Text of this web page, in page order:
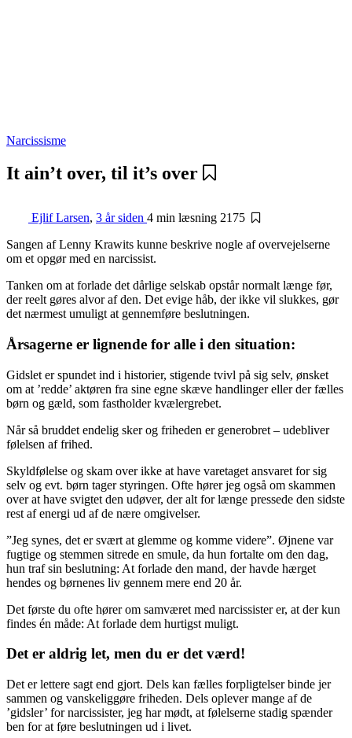
Narcissisme
It ain’t over, til it’s over
Ejlif Larsen, 3 år siden 4 min læsning 2175
Sangen af Lenny Krawits kunne beskrive nogle af overvejelserne
om et opgør med en narcissist.
Tanken om at forlade det dårlige selskab opstår normalt længe før,
der reelt gøres alvor af den. Det evige håb, der ikke vil slukkes, gør
det nærmest umuligt at gennemføre beslutningen.
Årsagerne er lignende for alle i den situation:
Gidslet er spundet ind i historier, stigende tvivl på sig selv, ønsket
om at ’redde’ aktøren fra sine egne skæve handlinger eller der fælles
børn og gæld, som fastholder kvælergrebet.
Når så bruddet endelig sker og friheden er generobret – udebliver
følelsen af frihed.
Skyldfølelse og skam over ikke at have varetaget ansvaret for sig
selv og evt. børn tager styringen. Ofte hører jeg også om skammen
over at have svigtet den udøver, der alt for længe pressede den sidste
rest af energi ud af de nære omgivelser.
”Jeg synes, det er svært at glemme og komme videre”. Øjnene var
fugtige og stemmen sitrede en smule, da hun fortalte om den dag,
hun traf sin beslutning: At forlade den mand, der havde hærget
hendes og børnenes liv gennem mere end 20 år.
Det første du ofte hører om samværet med narcissister er, at der kun
findes én måde: At forlade dem hurtigst muligt.
Det er aldrig let, men du er det værd!
Det er lettere sagt end gjort. Dels kan fælles forpligtelser binde jer
sammen og vanskeliggøre friheden. Dels oplever mange af de
’gidsler’ for narcissister, jeg har mødt, at følelserne stadig spænder
ben for at føre beslutningen ud i livet.